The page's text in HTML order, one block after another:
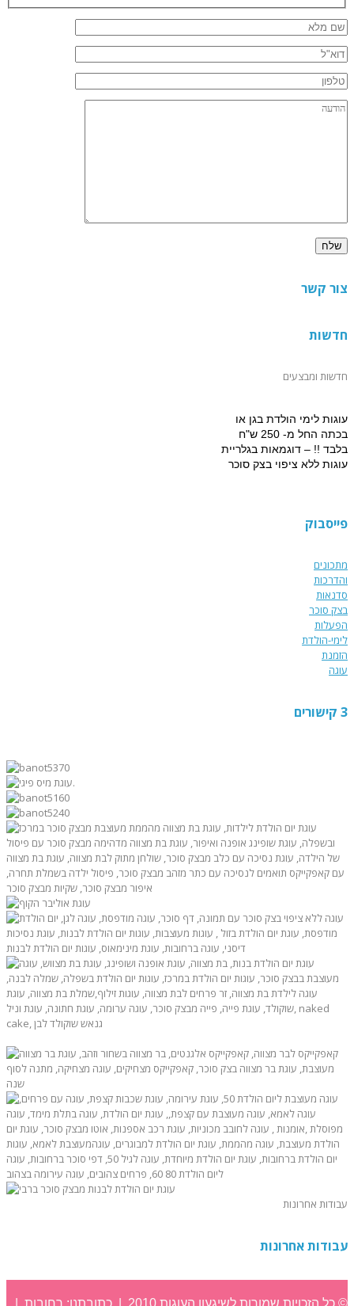
צור קשר
חדשות
חדשות ומבצעים
עוגות לימי הולדת בגן או
בכתה החל מ- 250 ש"ח
בלבד !! – דוגמאות בגלריית
עוגות ללא ציפוי בצק סוכר
יום הולדת מעוצבת !!!
פייסבוק
מתכונים
והדרכות
סדנאות
בצק סוכר
הפעלות
לימי-הולדת
הזמנת
עוגה
3 קישורים
עבודות אחרונות
עבודות אחרונות
© כל הזכויות שמורות לשיגעון העוגות 2010 | כתובתנו: רחובות |